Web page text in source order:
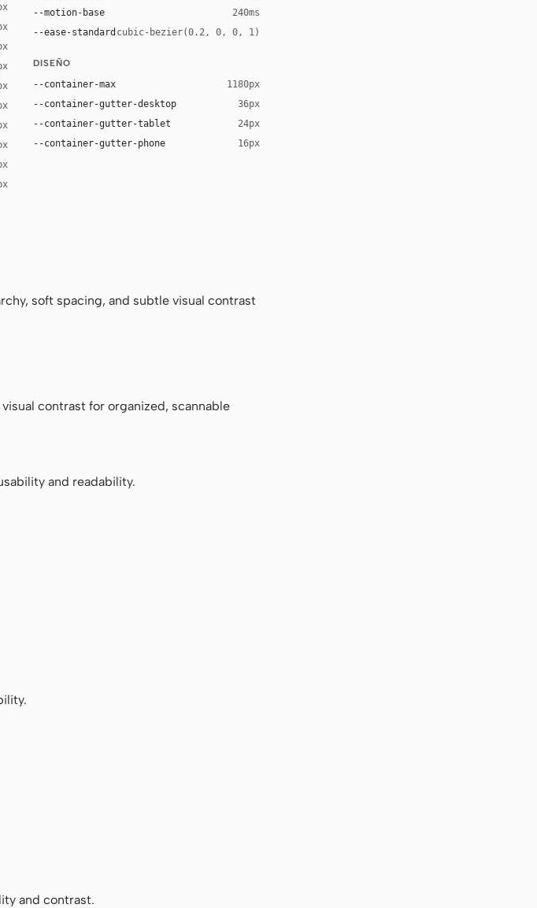
--motion-base 240ms
--ease-standard cubic-bezier(0.2, 0, 0, 1)
DISEÑO
--container-max 1180px
--container-gutter-desktop 36px
--container-gutter-tablet 24px
--container-gutter-phone 16px
soft spacing, and subtle visual contrast
contrast for organized, scannable
and readability.
and contrast.